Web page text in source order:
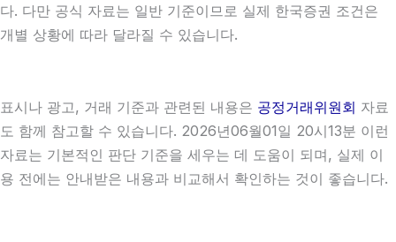
다. 다만 공식 자료는 일반 기준이므로 실제 한국증권 조건은
개별 상황에 따라 달라질 수 있습니다.
표시나 광고, 거래 기준과 관련된 내용은 공정거래위원회 자료
도 함께 참고할 수 있습니다. 2026년06월01일 20시13분 이런
자료는 기본적인 판단 기준을 세우는 데 도움이 되며, 실제 이
용 전에는 안내받은 내용과 비교해서 확인하는 것이 좋습니다.